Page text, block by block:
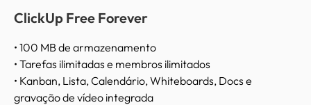
ClickUp Free Forever
• 100 MB de armazenamento
• Tarefas ilimitadas e membros ilimitados
• Kanban, Lista, Calendário, Whiteboards, Docs e
gravação de vídeo integrada